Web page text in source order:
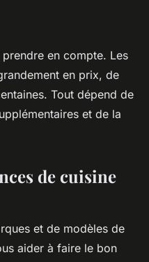
en compte. Les
en prix, de
Tout dépend de
et de la
de cuisine
et de modèles de
aider à faire le bon